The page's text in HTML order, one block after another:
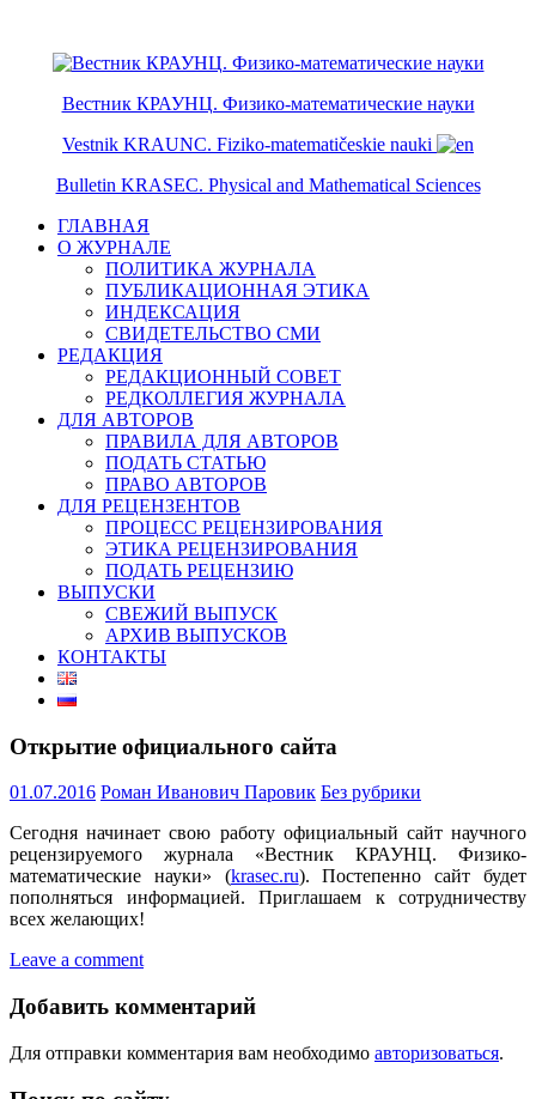
Вестник КРАУНЦ. Физико-математические науки
Vestnik KRAUNC. Fiziko-matematičeskie nauki
Bulletin KRASEC. Physical and Mathematical Sciences
ГЛАВНАЯ
О ЖУРНАЛЕ
ПОЛИТИКА ЖУРНАЛА
ПУБЛИКАЦИОННАЯ ЭТИКА
ИНДЕКСАЦИЯ
СВИДЕТЕЛЬСТВО СМИ
РЕДАКЦИЯ
РЕДАКЦИОННЫЙ СОВЕТ
РЕДКОЛЛЕГИЯ ЖУРНАЛА
ДЛЯ АВТОРОВ
ПРАВИЛА ДЛЯ АВТОРОВ
ПОДАТЬ СТАТЬЮ
ПРАВО АВТОРОВ
ДЛЯ РЕЦЕНЗЕНТОВ
ПРОЦЕСС РЕЦЕНЗИРОВАНИЯ
ЭТИКА РЕЦЕНЗИРОВАНИЯ
ПОДАТЬ РЕЦЕНЗИЮ
ВЫПУСКИ
СВЕЖИЙ ВЫПУСК
АРХИВ ВЫПУСКОВ
КОНТАКТЫ
Открытие официального сайта
01.07.2016 Роман Иванович Паровик Без рубрики
Сегодня начинает свою работу официальный сайт научного
рецензируемого журнала «Вестник КРАУНЦ. Физико-
математические науки» (krasec.ru). Постепенно сайт будет
пополняться информацией. Приглашаем к сотрудничеству
всех желающих!
Leave a comment
Добавить комментарий
Для отправки комментария вам необходимо авторизоваться.